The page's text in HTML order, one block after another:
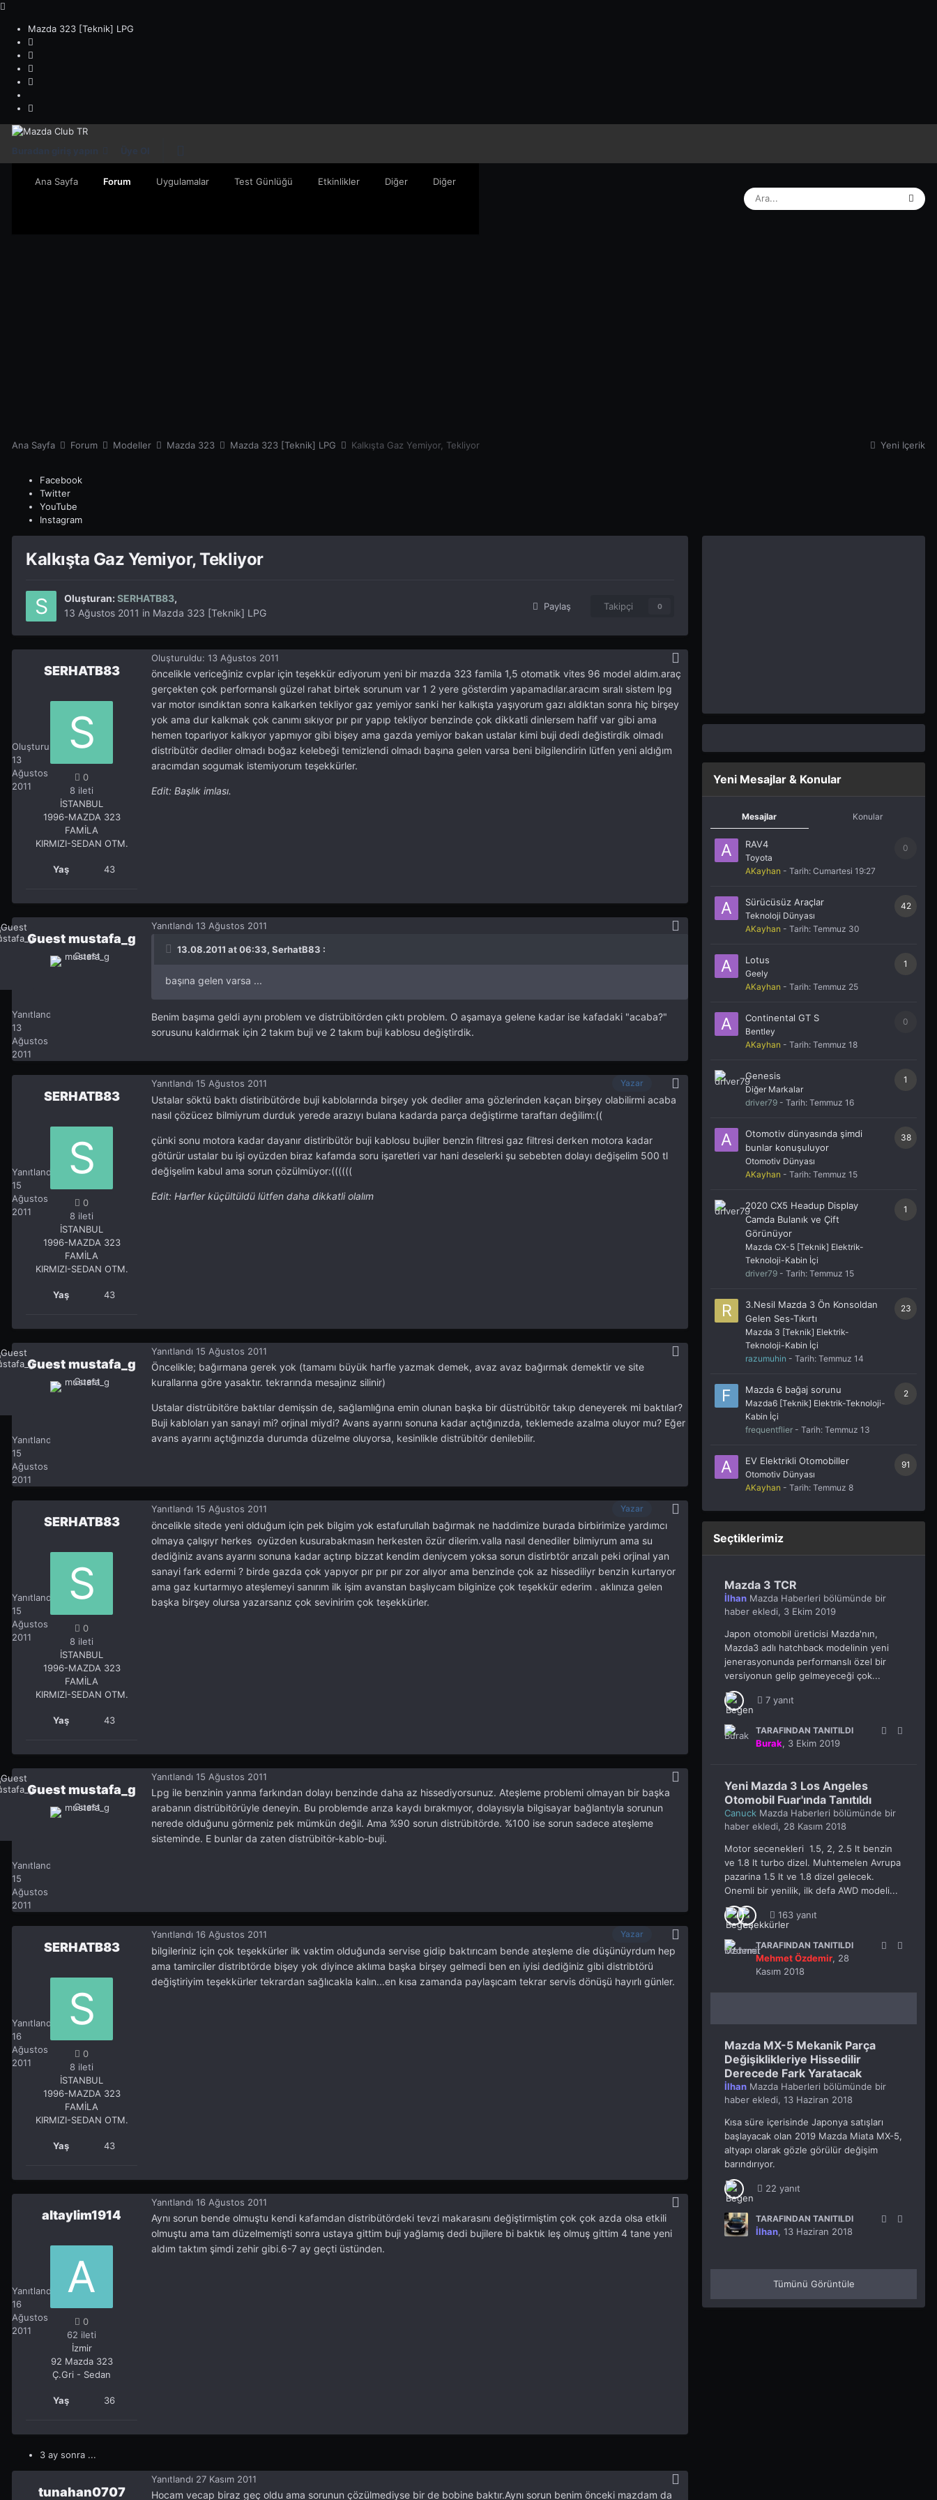
Mazda 323 [Teknik] LPG
Buradan giriş yapın Üye Ol
Ana Sayfa Forum Uygulamalar Test Günlüğü Etkinlikler Diğer Diğer
Yeni İçerik
Ana Sayfa Forum Modeller Mazda 323 Mazda 323 [Teknik] LPG Kalkışta Gaz Yemiyor, Tekliyor
Facebook
Twitter
YouTube
Instagram
Kalkışta Gaz Yemiyor, Tekliyor
Oluşturan:SERHATB83,
13 Ağustos 2011 in Mazda 323 [Teknik] LPG
Paylaş Takipçi 0
SERHATB83
Oluşturuldu:
13
Ağustos
2011
SERHATB83
0
8 ileti
İSTANBUL
1996-MAZDA 323
FAMİLA
KIRMIZI-SEDAN OTM.
Yaş 43
Oluşturuldu: 13 Ağustos 2011
öncelikle vericeğiniz cvplar için teşekkür ediyorum yeni bir mazda 323 famila 1,5 otomatik vites 96 model aldım.araç
gerçekten çok performanslı güzel rahat birtek sorunum var 1 2 yere gösterdim yapamadılar.aracım sıralı sistem lpg
var motor ısındıktan sonra kalkarken tekliyor gaz yemiyor sanki her kalkışta yaşıyorum gazı aldıktan sonra hiç birşey
yok ama dur kalkmak çok canımı sıkıyor pır pır yapıp tekliyor benzinde çok dikkatli dinlersem hafif var gibi ama
hemen toparlıyor kalkıyor yapmıyor gibi bişey ama gazda yemiyor bakan ustalar kimi buji dedi değistirdik olmadı
distribütör dediler olmadı boğaz kelebeği temizlendi olmadı başına gelen varsa beni bilgilendirin lütfen yeni aldığım
aracımdan sogumak istemiyorum teşekkürler.
Edit: Başlık imlası.
Yanıtlandı
13
Ağustos
2011
Guest mustafa_g
Yanıtlandı 13 Ağustos 2011
13.08.2011 at 06:33, SerhatB83 :
başına gelen varsa ...
Benim başıma geldi aynı problem ve distrübitörden çıktı problem. O aşamaya gelene kadar ise kafadaki "acaba?"
sorusunu kaldırmak için 2 takım buji ve 2 takım buji kablosu değiştirdik.
SERHATB83
Yanıtlandı
15
Ağustos
2011
SERHATB83
0
8 ileti
İSTANBUL
1996-MAZDA 323
FAMİLA
KIRMIZI-SEDAN OTM.
Yaş 43
Yazar
Yanıtlandı 15 Ağustos 2011
Ustalar söktü baktı distiribütörde buji kablolarında birşey yok dediler ama gözlerinden kaçan birşey olabilirmi acaba
nasıl çözücez bilmiyrum durduk yerede arazıyı bulana kadarda parça değiştirme taraftarı değilim:((
çünki sonu motora kadar dayanır distiribütör buji kablosu bujiler benzin filtresi gaz filtresi derken motora kadar
götürür ustalar bu işi oyüzden biraz kafamda soru işaretleri var hani deselerki şu sebebten dolayı değişelim 500 tl
değişelim kabul ama sorun çözülmüyor:((((((
Edit: Harfler küçültüldü lütfen daha dikkatli olalım
Yanıtlandı
15
Ağustos
2011
Guest mustafa_g
Yanıtlandı 15 Ağustos 2011
Öncelikle; bağırmana gerek yok (tamamı büyük harfle yazmak demek, avaz avaz bağırmak demektir ve site
kurallarına göre yasaktır. tekrarında mesajınız silinir)
Ustalar distrübitöre baktılar demişsin de, sağlamlığına emin olunan başka bir düstrübitör takıp deneyerek mi baktılar?
Buji kabloları yan sanayi mi? orjinal miydi? Avans ayarını sonuna kadar açtığınızda, teklemede azalma oluyor mu? Eğer
avans ayarını açtığınızda durumda düzelme oluyorsa, kesinlikle distrübitör denilebilir.
SERHATB83
Yanıtlandı
15
Ağustos
2011
SERHATB83
0
8 ileti
İSTANBUL
1996-MAZDA 323
FAMİLA
KIRMIZI-SEDAN OTM.
Yaş 43
Yazar
Yanıtlandı 15 Ağustos 2011
öncelikle sitede yeni olduğum için pek bilgim yok estafurullah bağırmak ne haddimize burada birbirimize yardımcı
olmaya çalışıyr herkes oyüzden kusurabakmasın herkesten özür dilerim.valla nasıl denediler bilmiyrum ama su
dediğiniz avans ayarını sonuna kadar açtırıp bizzat kendim deniycem yoksa sorun distirbtör arızalı peki orjinal yan
sanayi fark edermi ? birde gazda çok yapıyor pır pır pır zor alıyor ama benzinde çok az hissediliyr benzin kurtarıyor
ama gaz kurtarmıyo ateşlemeyi sanırım ilk işim avanstan başlıycam bilginize çok teşekkür ederim . aklınıza gelen
başka birşey olursa yazarsanız çok sevinirim çok teşekkürler.
Yanıtlandı
15
Ağustos
2011
Guest mustafa_g
Yanıtlandı 15 Ağustos 2011
Lpg ile benzinin yanma farkından dolayı benzinde daha az hissediyorsunuz. Ateşleme problemi olmayan bir başka
arabanın distrübitörüyle deneyin. Bu problemde arıza kaydı bırakmıyor, dolayısıyla bilgisayar bağlantıyla sorunun
nerede olduğunu görmeniz pek mümkün değil. Ama %90 sorun distrübitörde. %100 ise sorun sadece ateşleme
sisteminde. E bunlar da zaten distrübitör-kablo-buji.
SERHATB83
Yanıtlandı
16
Ağustos
2011
SERHATB83
0
8 ileti
İSTANBUL
1996-MAZDA 323
FAMİLA
KIRMIZI-SEDAN OTM.
Yaş 43
Yazar
Yanıtlandı 16 Ağustos 2011
bilgileriniz için çok teşekkürler ilk vaktim olduğunda servise gidip baktırıcam bende ateşleme die düşünüyrdum hep
ama tamirciler distribtörde bişey yok diyince aklıma başka birşey gelmedi ben en iyisi dediğiniz gibi distribtörü
değiştiriyim teşekkürler tekrardan sağlıcakla kalın...en kısa zamanda paylaşıcam tekrar servis dönüşü hayırlı günler.
altaylim1914
Yanıtlandı
16
Ağustos
2011
altaylim1914
0
62 ileti
İzmir
92 Mazda 323
Ç.Gri - Sedan
Yaş 36
Yanıtlandı 16 Ağustos 2011
Aynı sorun bende olmuştu kendi kafamdan distribütördeki tevzi makarasını değiştirmiştim çok çok azda olsa etkili
olmuştu ama tam düzelmemişti sonra ustaya gittim buji yağlamış dedi bujilere bi baktık leş olmuş gittim 4 tane yeni
aldım taktım şimdi zehir gibi.6-7 ay geçti üstünden.
3 ay sonra ...
tunahan0707
Yanıtlandı 27 Kasım 2011
Hocam vecap biraz geç oldu ama sorunun çözülmediyse bir de bobine baktır.Aynı sorun benim önceki mazdam da
Yeni Mesajlar & Konular
Mesajlar Konular
0
RAV4
Toyota
AKayhan - Tarih: Cumartesi 19:27
42
Sürücüsüz Araçlar
Teknoloji Dünyası
AKayhan - Tarih: Temmuz 30
1
Lotus
Geely
AKayhan - Tarih: Temmuz 25
0
Continental GT S
Bentley
AKayhan - Tarih: Temmuz 18
1
Genesis
Diğer Markalar
driver79 - Tarih: Temmuz 16
38
Otomotiv dünyasında şimdi
bunlar konuşuluyor
Otomotiv Dünyası
AKayhan - Tarih: Temmuz 15
1
2020 CX5 Headup Display
Camda Bulanık ve Çift
Görünüyor
Mazda CX-5 [Teknik] Elektrik-
Teknoloji-Kabin İçi
driver79 - Tarih: Temmuz 15
23
3.Nesil Mazda 3 Ön Konsoldan
Gelen Ses-Tıkırtı
Mazda 3 [Teknik] Elektrik-
Teknoloji-Kabin İçi
razumuhin - Tarih: Temmuz 14
2
Mazda 6 bağaj sorunu
Mazda6 [Teknik] Elektrik-Teknoloji-
Kabin İçi
frequentflier - Tarih: Temmuz 13
91
EV Elektrikli Otomobiller
Otomotiv Dünyası
AKayhan - Tarih: Temmuz 8
Seçtiklerimiz
Mazda 3 TCR
İlhan Mazda Haberleri bölümünde bir
haber ekledi, 3 Ekim 2019
Japon otomobil üreticisi Mazda'nın,
Mazda3 adlı hatchback modelinin yeni
jenerasyonunda performanslı özel bir
versiyonun gelip gelmeyeceği çok...
7 yanıt
TARAFINDAN TANITILDI
Burak, 3 Ekim 2019
Yeni Mazda 3 Los Angeles
Otomobil Fuar'ında Tanıtıldı
Canuck Mazda Haberleri bölümünde bir
haber ekledi, 28 Kasım 2018
Motor secenekleri 1.5, 2, 2.5 lt benzin
ve 1.8 lt turbo dizel. Muhtemelen Avrupa
pazarina 1.5 lt ve 1.8 dizel gelecek.
Onemli bir yenilik, ilk defa AWD modeli...
163 yanıt
TARAFINDAN TANITILDI
Mehmet Özdemir, 28
Kasım 2018
Mazda MX-5 Mekanik Parça
Değişiklikleriye Hissedilir
Derecede Fark Yaratacak
İlhan Mazda Haberleri bölümünde bir
haber ekledi, 13 Haziran 2018
Kısa süre içerisinde Japonya satışları
başlayacak olan 2019 Mazda Miata MX-5,
altyapı olarak gözle görülür değişim
barındırıyor.
22 yanıt
TARAFINDAN TANITILDI
İlhan, 13 Haziran 2018
Tümünü Görüntüle